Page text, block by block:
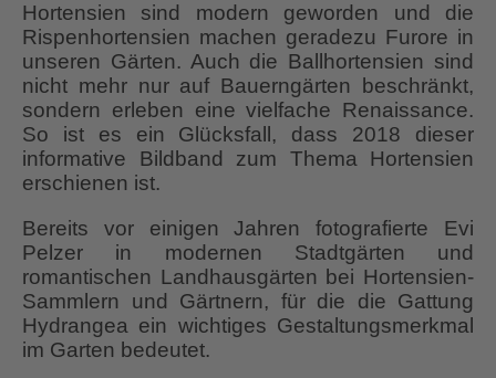
Hortensien sind modern geworden und die
Rispenhortensien machen geradezu Furore in
unseren Gärten. Auch die Ballhortensien sind
nicht mehr nur auf Bauerngärten beschränkt,
sondern erleben eine vielfache Renaissance.
So ist es ein Glücksfall, dass 2018 dieser
informative Bildband zum Thema Hortensien
erschienen ist.
Bereits vor einigen Jahren fotografierte Evi
Pelzer in modernen Stadtgärten und
romantischen Landhausgärten bei Hortensien-
Sammlern und Gärtnern, für die die Gattung
Hydrangea ein wichtiges Gestaltungsmerkmal
im Garten bedeutet.